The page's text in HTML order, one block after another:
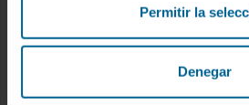
Permitir la
Denegar
Technology platforms